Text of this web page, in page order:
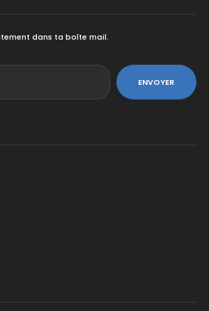
dans ta boîte mail.
ENVOYER